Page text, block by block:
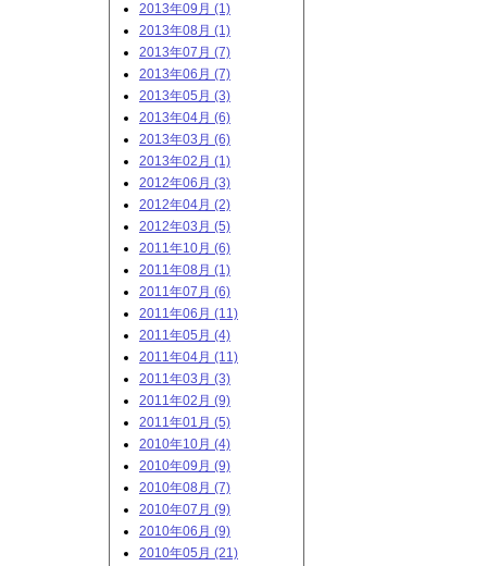
2013年09月 (1)
2013年08月 (1)
2013年07月 (7)
2013年06月 (7)
2013年05月 (3)
2013年04月 (6)
2013年03月 (6)
2013年02月 (1)
2012年06月 (3)
2012年04月 (2)
2012年03月 (5)
2011年10月 (6)
2011年08月 (1)
2011年07月 (6)
2011年06月 (11)
2011年05月 (4)
2011年04月 (11)
2011年03月 (3)
2011年02月 (9)
2011年01月 (5)
2010年10月 (4)
2010年09月 (9)
2010年08月 (7)
2010年07月 (9)
2010年06月 (9)
2010年05月 (21)